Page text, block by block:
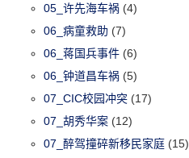
05_许先海车祸 (4)
06_病童救助 (7)
06_蒋国兵事件 (6)
06_钟道昌车祸 (5)
07_CIC校园冲突 (17)
07_胡秀华案 (12)
07_醉驾撞碎新移民家庭 (15)